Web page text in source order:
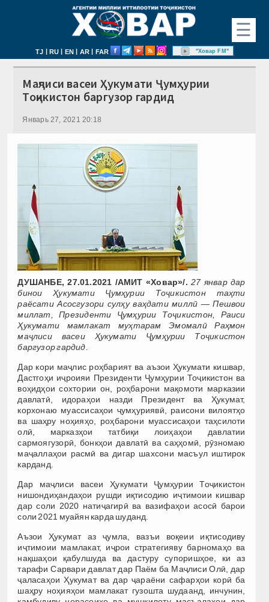
☰
TJ | RU | EN | AR | FAR "Ховар FM"
Маҷлиси васеи Ҳукумати Ҷумҳурии
Тоҷикистон баргузор гардид
Январь 27, 2021 20:18
ДУШАНБЕ, 27.01.2021 /АМИТ «Ховар»/. 27 январ дар
бинои Ҳукумати Ҷумҳурии Тоҷикистон таҳти
раёсати Асосгузори сулҳу ваҳдати миллӣ — Пешвои
миллат, Президенти Ҷумҳурии Тоҷикистон, Раиси
Ҳукумати мамлакат муҳтарам Эмомалӣ Раҳмон
маҷлиси васеи Ҳукумати Ҷумҳурии Тоҷикистон
баргузор гардид.
Дар кори маҷлис роҳбарият ва аъзои Ҳукумати кишвар,
Дастгоҳи иҷроияи Президенти Ҷумҳурии Тоҷикистон ва
воҳидҳои сохтории он, роҳбарони мақомоти марказии
давлатӣ, идораҳои назди Президент ва Ҳукумат,
корхонаю муассисаҳои ҷумҳуриявӣ, раисони вилоятҳо
ва шаҳру ноҳияҳо, роҳбарони муассисаҳои таҳсилоти
олӣ, марказҳои татбиқи лоиҳаҳои давлатии
сармоягузорӣ, бонкҳои давлатӣ ва саҳҳомӣ, рӯзномаю
маҷаллаҳои расмӣ ва дигар шахсони масъул иштирок
карданд.
Дар маҷлиси васеи Ҳукумати Ҷумҳурии Тоҷикистон
нишондиҳандаҳои рушди иқтисодию иҷтимоии кишвар
дар соли 2020 натиҷагирӣ ва вазифаҳои асосӣ барои
соли 2021 муайян карда шуданд.
Аъзои Ҳукумат аз ҷумла, вазъи воқеии иқтисодиву
иҷтимоии мамлакат, иҷрои стратегияву барномаҳо ва
нақшаҳои қабулшуда ва дастуру супоришҳое, ки аз
тарафи Сарвари давлат дар Паём ба Маҷлиси Олӣ, дар
ҷаласаҳои Ҳукумат ва дар ҷараёни сафарҳои корӣ ба
шаҳру ноҳияҳои мамлакат гузошта шудаанд, инчунин,